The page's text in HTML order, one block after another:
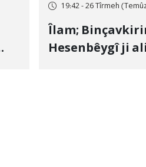
19:42 - 26 Tîrmeh
Îlam;
Hesenbêygî ji